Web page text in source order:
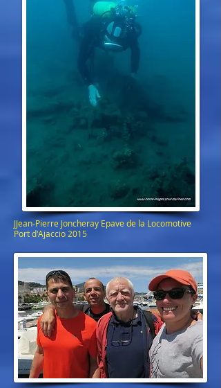
JJean-Pierre Joncheray Epave de la Locomotive
Port d'Ajaccio 2015